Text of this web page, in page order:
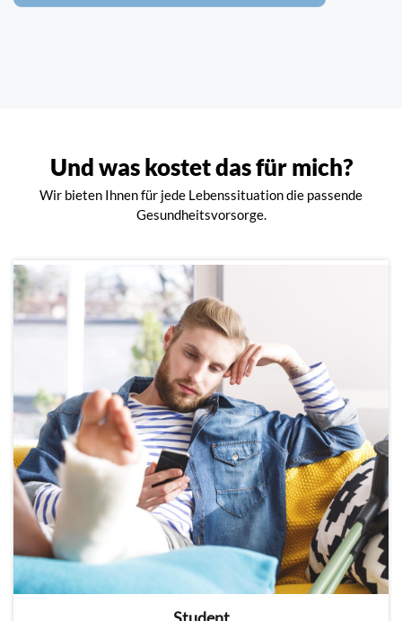
Und was kostet das für mich?
Wir bieten Ihnen für jede Lebenssituation die passende
Gesundheitsvorsorge.